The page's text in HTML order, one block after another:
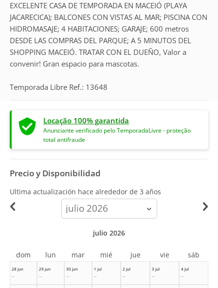
EXCELENTE CASA DE TEMPORADA EN MACEIÓ (PLAYA
JACARECICA); BALCONES CON VISTAS AL MAR; PISCINA CON
HIDROMASAJE; 4 HABITACIONES; GARAJE; 600 metros
DESDE LAS COMPRAS DEL PARQUE; A 5 MINUTOS DEL
SHOPPING MACEIÓ. TRATAR CON EL DUEÑO, Valor a
convenir! Gran espacio para mascotas.
Temporada Libre Ref.: 13648
Locação 100% garantida
Anunciante verificado pelo TemporadaLivre - proteção
total antifraude
Precio y Disponibilidad
Ultima actualización hace alrededor de 3 años
calendar-
month
28 jun
--
29 jun
--
30 jun
--
1 jul
--
2 jul
--
3 jul
--
4 jul
--
julio 2026
dom lun mar mié jue vie sáb